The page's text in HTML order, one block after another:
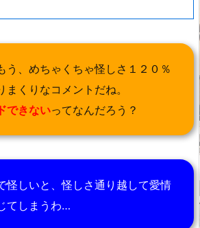
う、めちゃくちゃ怪しさ１２０％
まくりなコメントだね。
できないってなんだろう？
怪しいと、怪しさ通り越して愛情
てしまうわ…